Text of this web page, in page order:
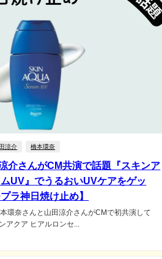
涼介 橋本環奈
介さんがCM共演で話題『スキンア
UV』でうるおいUVケアをゲッ
ラ神日焼け止め】
環奈さんと山田涼介さんがCMで初共演して
アクア ヒアルロンセ...